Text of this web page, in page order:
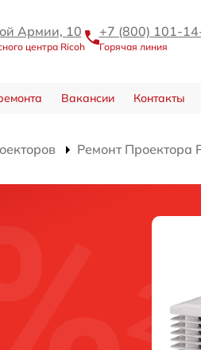
Армии, 10
центра Ricoh
+7 (800) 101-
Горячая линия
Вакансии Контакты
Ремонт Проектора